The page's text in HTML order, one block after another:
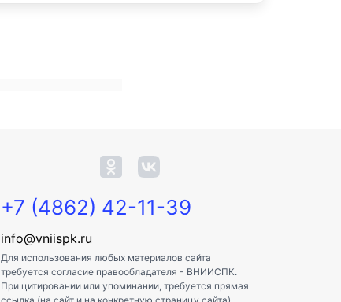
+7 (4862) 42-11-39
info@vniispk.ru
Для использования любых материалов сайта
требуется согласие правообладателя - ВНИИСПК.
При цитировании или упоминании, требуется прямая